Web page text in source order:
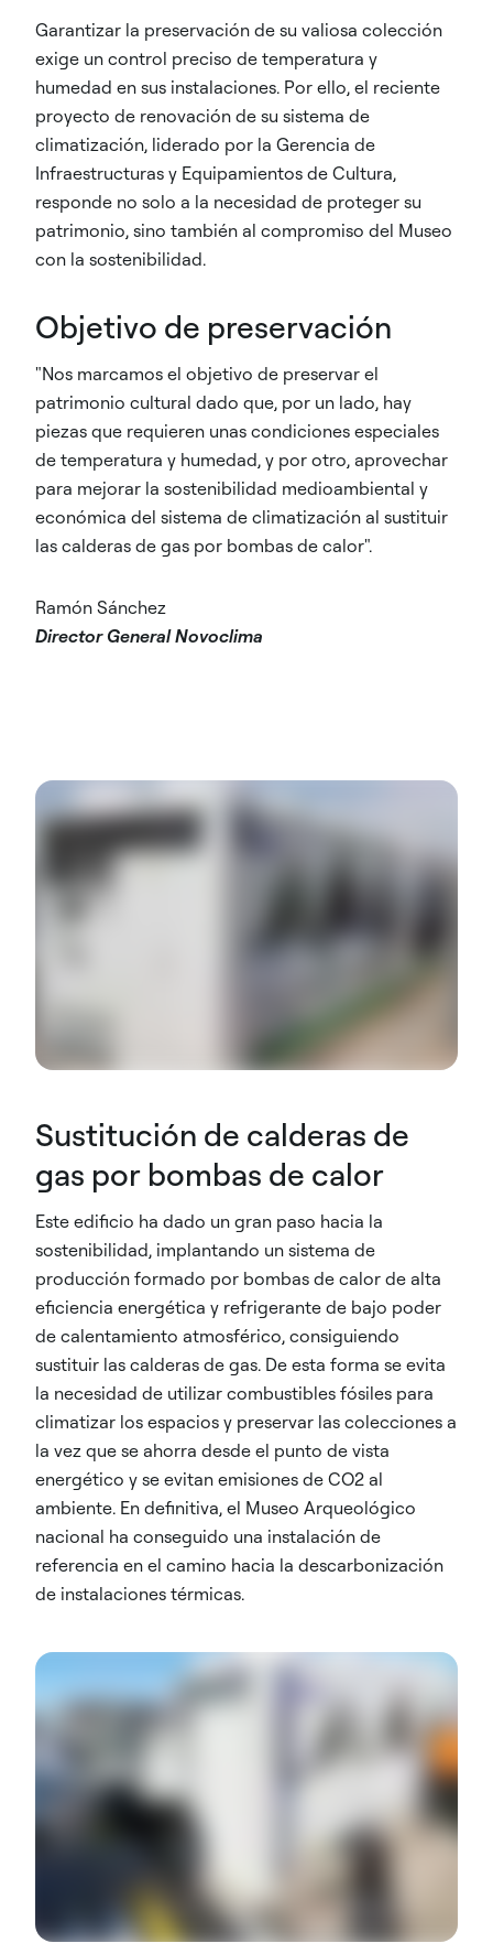
Garantizar la preservación de su valiosa colección
exige un control preciso de temperatura y
humedad en sus instalaciones. Por ello, el reciente
proyecto de renovación de su sistema de
climatización, liderado por la Gerencia de
Infraestructuras y Equipamientos de Cultura,
responde no solo a la necesidad de proteger su
patrimonio, sino también al compromiso del Museo
con la sostenibilidad.
Objetivo de preservación
"Nos marcamos el objetivo de preservar el
patrimonio cultural dado que, por un lado, hay
piezas que requieren unas condiciones especiales
de temperatura y humedad, y por otro, aprovechar
para mejorar la sostenibilidad medioambiental y
económica del sistema de climatización al sustituir
las calderas de gas por bombas de calor".
Ramón Sánchez
Director General Novoclima
Sustitución de calderas de
gas por bombas de calor
Este edificio ha dado un gran paso hacia la
sostenibilidad, implantando un sistema de
producción formado por bombas de calor de alta
eficiencia energética y refrigerante de bajo poder
de calentamiento atmosférico, consiguiendo
sustituir las calderas de gas. De esta forma se evita
la necesidad de utilizar combustibles fósiles para
climatizar los espacios y preservar las colecciones a
la vez que se ahorra desde el punto de vista
energético y se evitan emisiones de CO2 al
ambiente. En definitiva, el Museo Arqueológico
nacional ha conseguido una instalación de
referencia en el camino hacia la descarbonización
de instalaciones térmicas.